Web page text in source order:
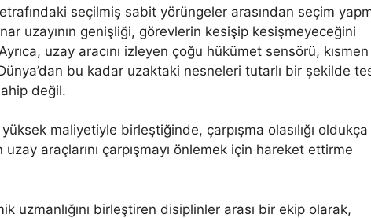
seçilmiş sabit yörüngeler arasından seçim
uzayının genişliği, görevlerin kesişip kesişmeyeceğini
uzay aracını izleyen çoğu hükümet sensörü, kısmen
Dünya’dan bu kadar uzaktaki nesneleri tutarlı bir şekilde
değil.
maliyetiyle birleştiğinde, çarpışma olasılığı oldukça
araçlarını çarpışmayı önlemek için hareket ettirme
uzmanlığını birleştiren disiplinler arası bir ekip olarak,